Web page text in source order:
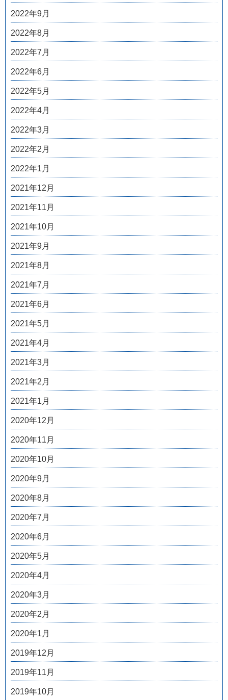
2022年9月
2022年8月
2022年7月
2022年6月
2022年5月
2022年4月
2022年3月
2022年2月
2022年1月
2021年12月
2021年11月
2021年10月
2021年9月
2021年8月
2021年7月
2021年6月
2021年5月
2021年4月
2021年3月
2021年2月
2021年1月
2020年12月
2020年11月
2020年10月
2020年9月
2020年8月
2020年7月
2020年6月
2020年5月
2020年4月
2020年3月
2020年2月
2020年1月
2019年12月
2019年11月
2019年10月